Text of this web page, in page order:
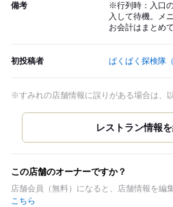
備考
※行列時：入口
入して待機。メ
お会計はまとめ
初投稿者 ぱくぱく探検隊
※すみれの店舗情報に誤りがある場合は、
この店舗のオーナーですか？
店舗会員（無料）になると、店舗情報を編
こちら